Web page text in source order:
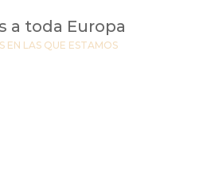
a toda Europa
EN LAS QUE ESTAMOS